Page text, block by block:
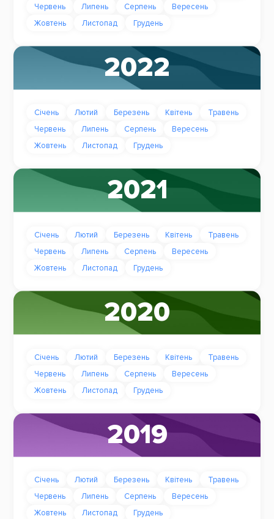
Червень
Липень Серпень
Вересень
Жовтень
Листопад Грудень
2022
Січень Лютий Березень Квітень
Травень
Червень
Липень Серпень
Вересень
Жовтень
Листопад Грудень
2021
Січень Лютий Березень Квітень
Травень
Червень
Липень Серпень
Вересень
Жовтень
Листопад Грудень
2020
Січень Лютий Березень Квітень
Травень
Червень
Липень Серпень
Вересень
Жовтень
Листопад Грудень
2019
Січень Лютий Березень Квітень
Травень
Червень
Липень Серпень
Вересень
Жовтень
Листопад Грудень